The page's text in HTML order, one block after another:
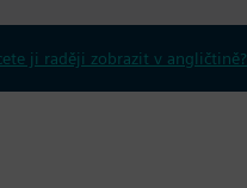
ji raději zobrazit v angličtině?